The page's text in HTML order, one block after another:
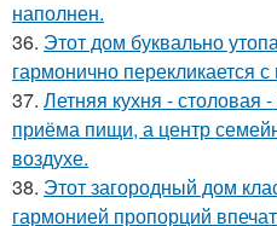
наполнен.
36. Этот дом буквально
гармонично перекликается
37. Летняя кухня - столовая
приёма пищи, а центр
воздухе.
38. Этот загородный дом
гармонией пропорций